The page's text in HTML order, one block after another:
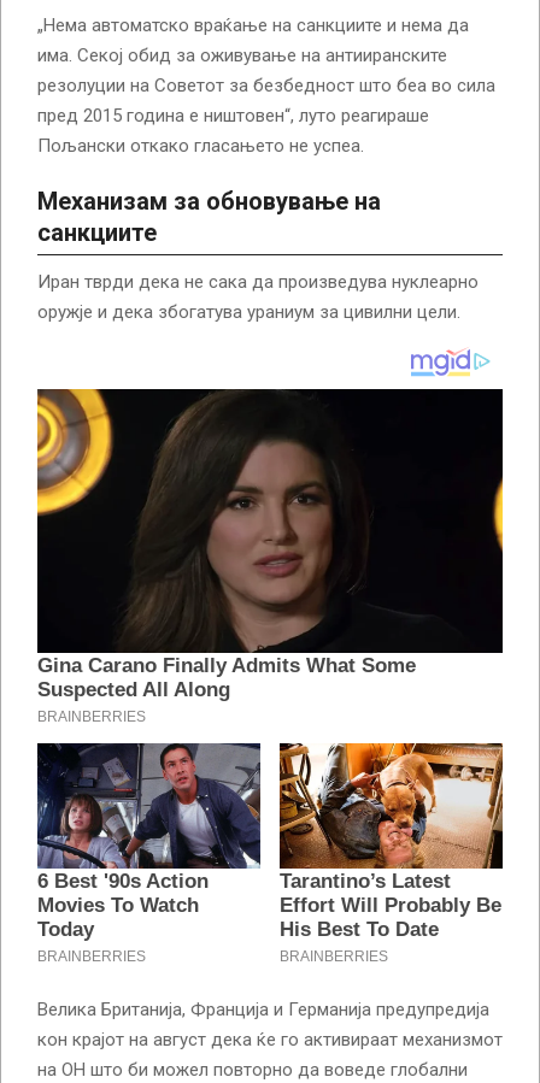
„Нема автоматско враќање на санкциите и нема да
има. Секој обид за оживување на антииранските
резолуции на Советот за безбедност што беа во сила
пред 2015 година е ништовен“, луто реагираше
Пољански откако гласањето не успеа.
Механизам за обновување на
санкциите
Иран тврди дека не сака да произведува нуклеарно
оружје и дека збогатува ураниум за цивилни цели.
Велика Британија, Франција и Германија предупредија
кон крајот на август дека ќе го активираат механизмот
на ОН што би можел повторно да воведе глобални